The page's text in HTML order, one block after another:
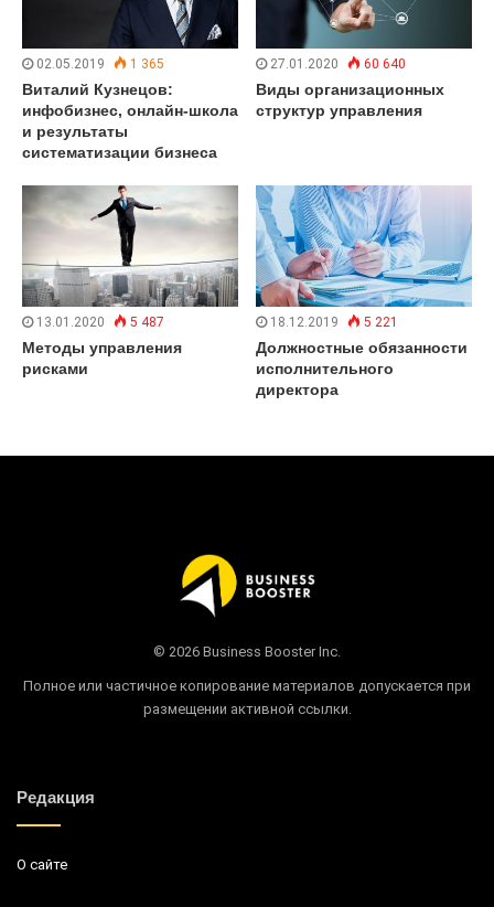
02.05.2019 1 365
Виталий Кузнецов:
инфобизнес, онлайн-школа
и результаты
систематизации бизнеса
27.01.2020 60 640
Виды организационных
структур управления
13.01.2020 5 487
Методы управления
рисками
18.12.2019 5 221
Должностные обязанности
исполнительного
директора
© 2026 Business Booster Inc.
Полное или частичное копирование материалов допускается при
размещении активной ссылки.
Редакция
О сайте